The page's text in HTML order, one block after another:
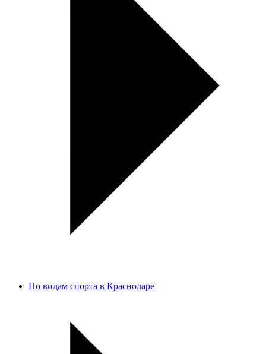
По видам спорта в Краснодаре